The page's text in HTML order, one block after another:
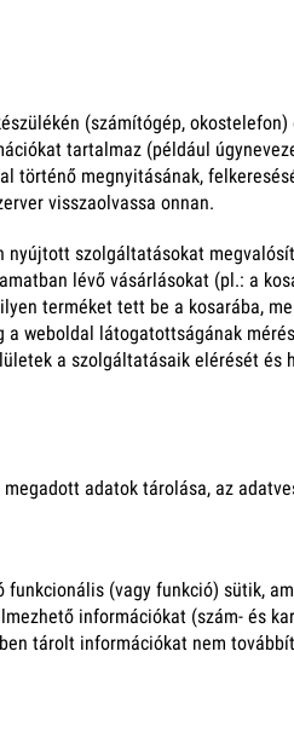
(számítógép,
tartalmaz (például
történő megnyitásának,
visszaolvassa onnan.
szolgáltatásokat
lévő vásárlásokat (pl.: a
terméket tett be a kosarába,
weboldal látogatottságának
a szolgáltatásaik elérését
adatok tárolása, az
(vagy funkció) sütik,
információkat (szám- és
tárolt információkat nem